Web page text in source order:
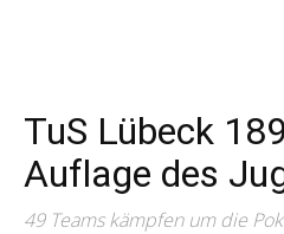
TuS Lübeck
Auflage des
49 Teams kämpfen um die